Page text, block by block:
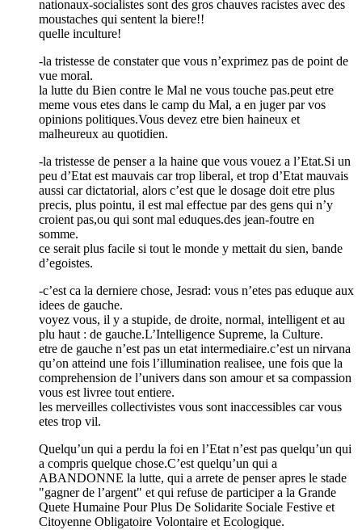
nationaux-socialistes sont des gros chauves racistes avec des
moustaches qui sentent la biere!!
quelle inculture!
-la tristesse de constater que vous n’exprimez pas de point de
vue moral.
la lutte du Bien contre le Mal ne vous touche pas.peut etre
meme vous etes dans le camp du Mal, a en juger par vos
opinions politiques.Vous devez etre bien haineux et
malheureux au quotidien.
-la tristesse de penser a la haine que vous vouez a l’Etat.Si un
peu d’Etat est mauvais car trop liberal, et trop d’Etat mauvais
aussi car dictatorial, alors c’est que le dosage doit etre plus
precis, plus pointu, il est mal effectue par des gens qui n’y
croient pas,ou qui sont mal eduques.des jean-foutre en
somme.
ce serait plus facile si tout le monde y mettait du sien, bande
d’egoistes.
-c’est ca la derniere chose, Jesrad: vous n’etes pas eduque aux
idees de gauche.
voyez vous, il y a stupide, de droite, normal, intelligent et au
plu haut : de gauche.L’Intelligence Supreme, la Culture.
etre de gauche n’est pas un etat intermediaire.c’est un nirvana
qu’on atteind une fois l’illumination realisee, une fois que la
comprehension de l’univers dans son amour et sa compassion
vous est livree tout entiere.
les merveilles collectivistes vous sont inaccessibles car vous
etes trop vil.
Quelqu’un qui a perdu la foi en l’Etat n’est pas quelqu’un qui
a compris quelque chose.C’est quelqu’un qui a
ABANDONNE la lutte, qui a arrete de penser apres le stade
"gagner de l’argent" et qui refuse de participer a la Grande
Quete Humaine Pour Plus De Solidarite Sociale Festive et
Citoyenne Obligatoire Volontaire et Ecologique.